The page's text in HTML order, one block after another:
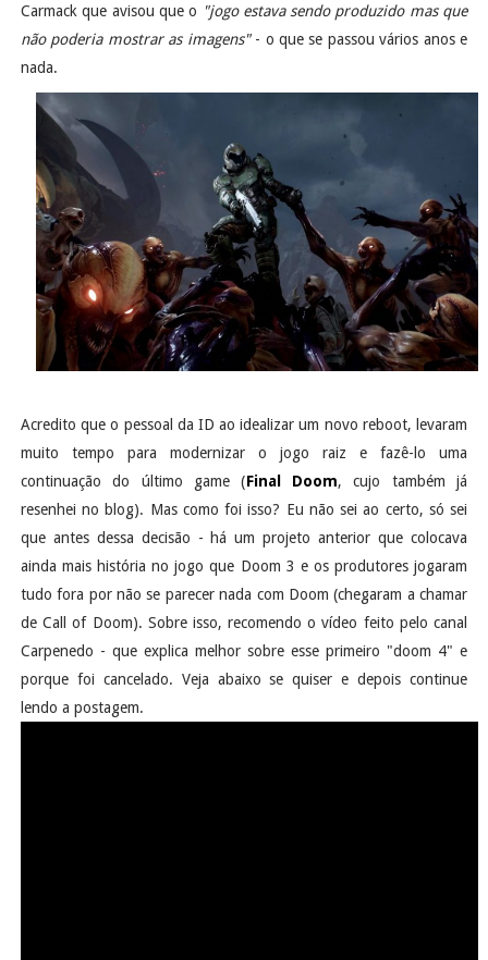
Carmack que avisou que o "jogo estava sendo produzido mas que
não poderia mostrar as imagens"- o que se passou vários anos e
nada.
Acredito que o pessoal da ID ao idealizar um novo reboot, levaram
muito tempo para modernizar o jogo raiz e fazê-lo uma
continuação do último game (Final Doom, cujo também já
resenhei no blog). Mas como foi isso? Eu não sei ao certo, só sei
que antes dessa decisão - há um projeto anterior que colocava
ainda mais história no jogo que Doom 3 e os produtores jogaram
tudo fora por não se parecer nada com Doom (chegaram a chamar
de Call of Doom). Sobre isso, recomendo o vídeo feito pelo canal
Carpenedo - que explica melhor sobre esse primeiro "doom 4" e
porque foi cancelado. Veja abaixo se quiser e depois continue
lendo a postagem.